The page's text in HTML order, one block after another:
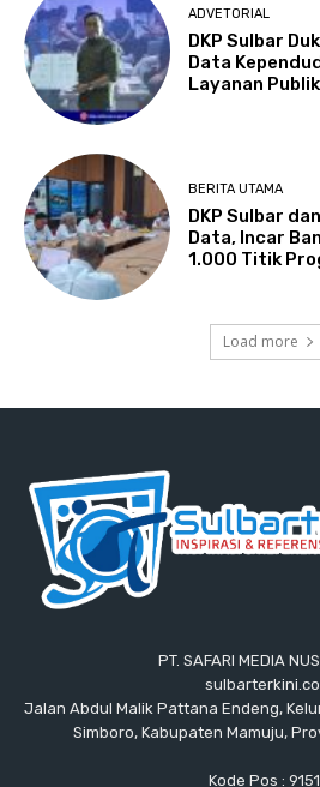
ADVETORIAL
DKP Sulbar
Data
Layanan
BERITA UTAMA
DKP Sulbar
Data, Incar
1.000 Titik
Load more
PT. SAFARI MEDIA
Jalan Abdul Malik Pattana Endeng,
Simboro, Kabupaten Mamuju,
Kode Pos :